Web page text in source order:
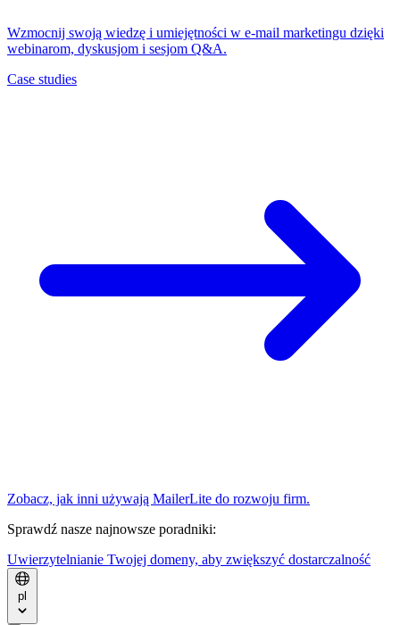
Wzmocnij swoją wiedzę i umiejętności w e-mail marketingu dzięki
webinarom, dyskusjom i sesjom Q&A.
Case studies
Zobacz, jak inni używają MailerLite do rozwoju firm.
Sprawdź nasze najnowsze poradniki:
Uwierzytelnianie Twojej domeny, aby zwiększyć dostarczalność
pl